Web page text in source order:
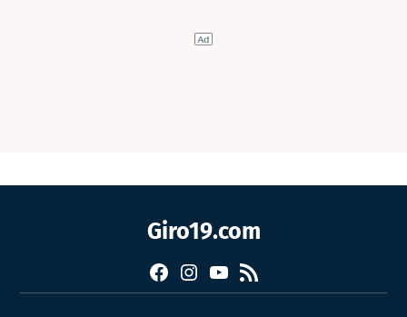
Giro19.com
FacebookInstagram
YouTube
RSS